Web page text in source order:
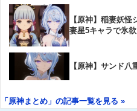
【原神】稲妻妖
妻星5キャラで氷
【原神】サンド
「原神まとめ」の記事一覧を見る »